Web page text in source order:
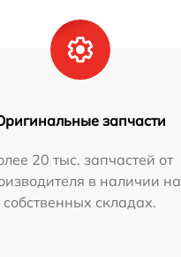
запчасти
20 тыс. запчастей от
в наличии на
собственных складах.